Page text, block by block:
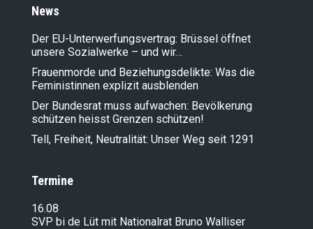
News
Der EU-Unterwerfungsvertrag: Brüssel öffnet
unsere Sozialwerke – und wir…
Frauenmorde und Beziehungsdelikte: Was die
Feministinnen explizit ausblenden
Der Bundesrat muss aufwachen: Bevölkerung
schützen heisst Grenzen schützen!
Tell, Freiheit, Neutralität: Unser Weg seit 1291
Termine
16.08
SVP bi de Lüt mit Nationalrat Bruno Walliser